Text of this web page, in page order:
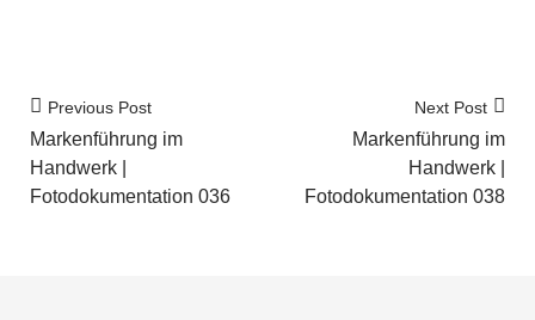
Previous Post
Markenführung im
Handwerk |
Fotodokumentation 036
Next Post
Markenführung im
Handwerk |
Fotodokumentation 038